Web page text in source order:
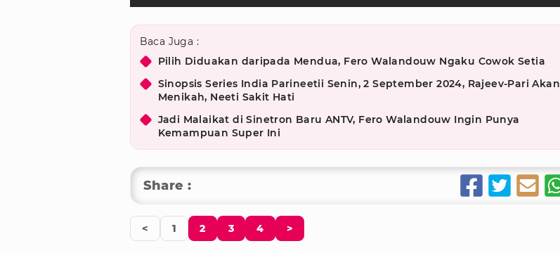
Baca Juga :
Pilih Diduakan daripada Mendua, Fero Walandouw Ngaku Cowok Setia
Sinopsis Series India Parineetii Senin, 2 September 2024, Rajeev-Pari Akan
Menikah, Neeti Sakit Hati
Jadi Malaikat di Sinetron Baru ANTV, Fero Walandouw Ingin Punya
Kemampuan Super Ini
Share :
< 1 2 3 4 >